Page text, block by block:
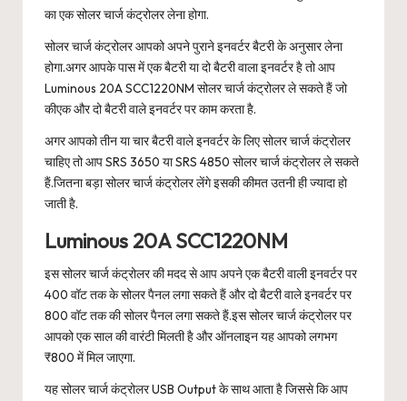
का एक सोलर चार्ज कंट्रोलर लेना होगा.
सोलर चार्ज कंट्रोलर आपको अपने पुराने इनवर्टर बैटरी के अनुसार लेना
होगा.अगर आपके पास में एक बैटरी या दो बैटरी वाला इनवर्टर है तो आप
Luminous 20A SCC1220NM सोलर चार्ज कंट्रोलर ले सकते हैं जो
कीएक और दो बैटरी वाले इनवर्टर पर काम करता है.
अगर आपको तीन या चार बैटरी वाले इनवर्टर के लिए सोलर चार्ज कंट्रोलर
चाहिए तो आप SRS 3650 या SRS 4850 सोलर चार्ज कंट्रोलर ले सकते
हैं.जितना बड़ा सोलर चार्ज कंट्रोलर लेंगे इसकी कीमत उतनी ही ज्यादा हो
जाती है.
Luminous 20A SCC1220NM
इस सोलर चार्ज कंट्रोलर की मदद से आप अपने एक बैटरी वाली इनवर्टर पर
400 वॉट तक के सोलर पैनल लगा सकते हैं और दो बैटरी वाले इनवर्टर पर
800 वॉट तक की सोलर पैनल लगा सकते हैं.इस सोलर चार्ज कंट्रोलर पर
आपको एक साल की वारंटी मिलती है और ऑनलाइन यह आपको लगभग
₹800 में मिल जाएगा.
यह सोलर चार्ज कंट्रोलर USB Output के साथ आता है जिससे कि आप